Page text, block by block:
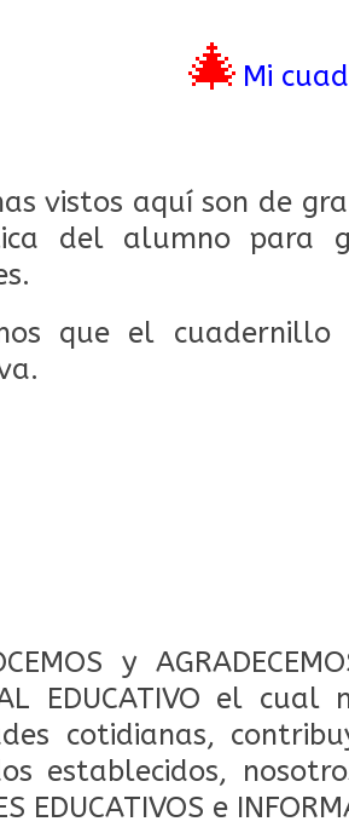
🎄 Mi
vistos aquí son de
del alumno para
que el
y
EDUCATIVO el
cotidianas,
establecidos,
EDUCATIVOS e